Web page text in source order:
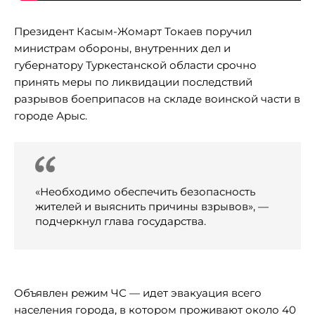
Президент Касым-Жомарт Токаев поручил
министрам обороны, внутренних дел и
губернатору Туркестанской области срочно
принять меры по ликвидации последствий
разрывов боеприпасов на складе воинской части в
городе Арыс.
«Необходимо обеспечить безопасность
жителей и выяснить причины взрывов», —
подчеркнул глава государства.
Объявлен режим ЧС — идет эвакуация всего
населения города, в котором проживают около 40